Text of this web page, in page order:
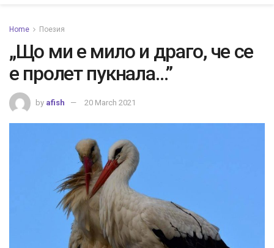
Home Поезия
„Що ми е мило и драго, че се
е пролет пукнала…”
by afish 20 March 2021